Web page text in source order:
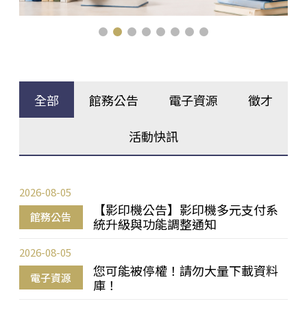
全部 館務公告 電子資源 徵才
活動快訊
館務公告
【影印機公告】影印機多元支付系
統升級與功能調整通知
2026-08-05
電子資源
您可能被停權！請勿大量下載資料
庫！
2026-08-05